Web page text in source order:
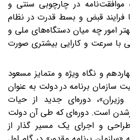
در چارچوبی سنتی و
فرایند قبض و بسط قدرت در نظام
امور چه میان دستگاه‌های ملی و
با سرعت و کارایی بیشتری صورت
و نگاه ویژه و متمایز مسعود
سازمان برنامه در دولت به عنوان
دوره‌ای جدید از حیات
است. دوره‌ای که طی آن دولت
و اجرای یک مسیر گذار از